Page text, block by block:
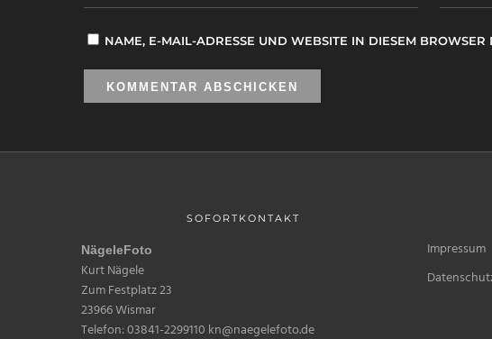
NAME, E-MAIL-ADRESSE UND WEBSITE IN DIESEM
SOFORTKONTAKT
NägeleFoto
Kurt Nägele
Zum Festplatz 23
23966 Wismar
Telefon: 03841-2299110 kn@naegelefoto.de
Impressum